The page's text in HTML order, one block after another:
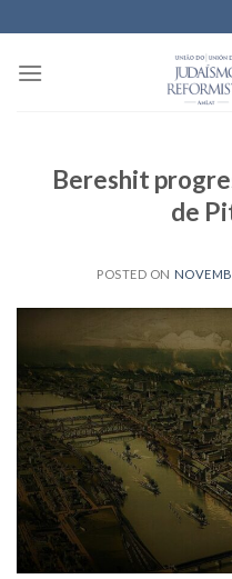
to
content
Bereshit
de
POSTED ON